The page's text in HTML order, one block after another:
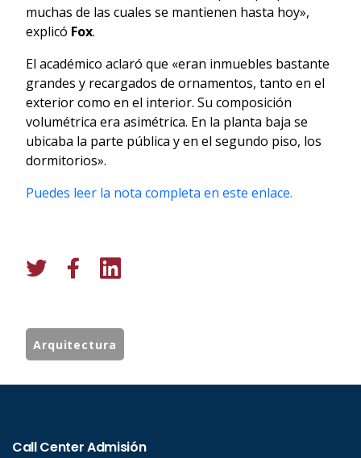
muchas de las cuales se mantienen hasta hoy»,
explicó Fox.
El académico aclaró que «eran inmuebles bastante
grandes y recargados de ornamentos, tanto en el
exterior como en el interior. Su composición
volumétrica era asimétrica. En la planta baja se
ubicaba la parte pública y en el segundo piso, los
dormitorios».
Puedes leer la nota completa en este enlace.
Arquitectura